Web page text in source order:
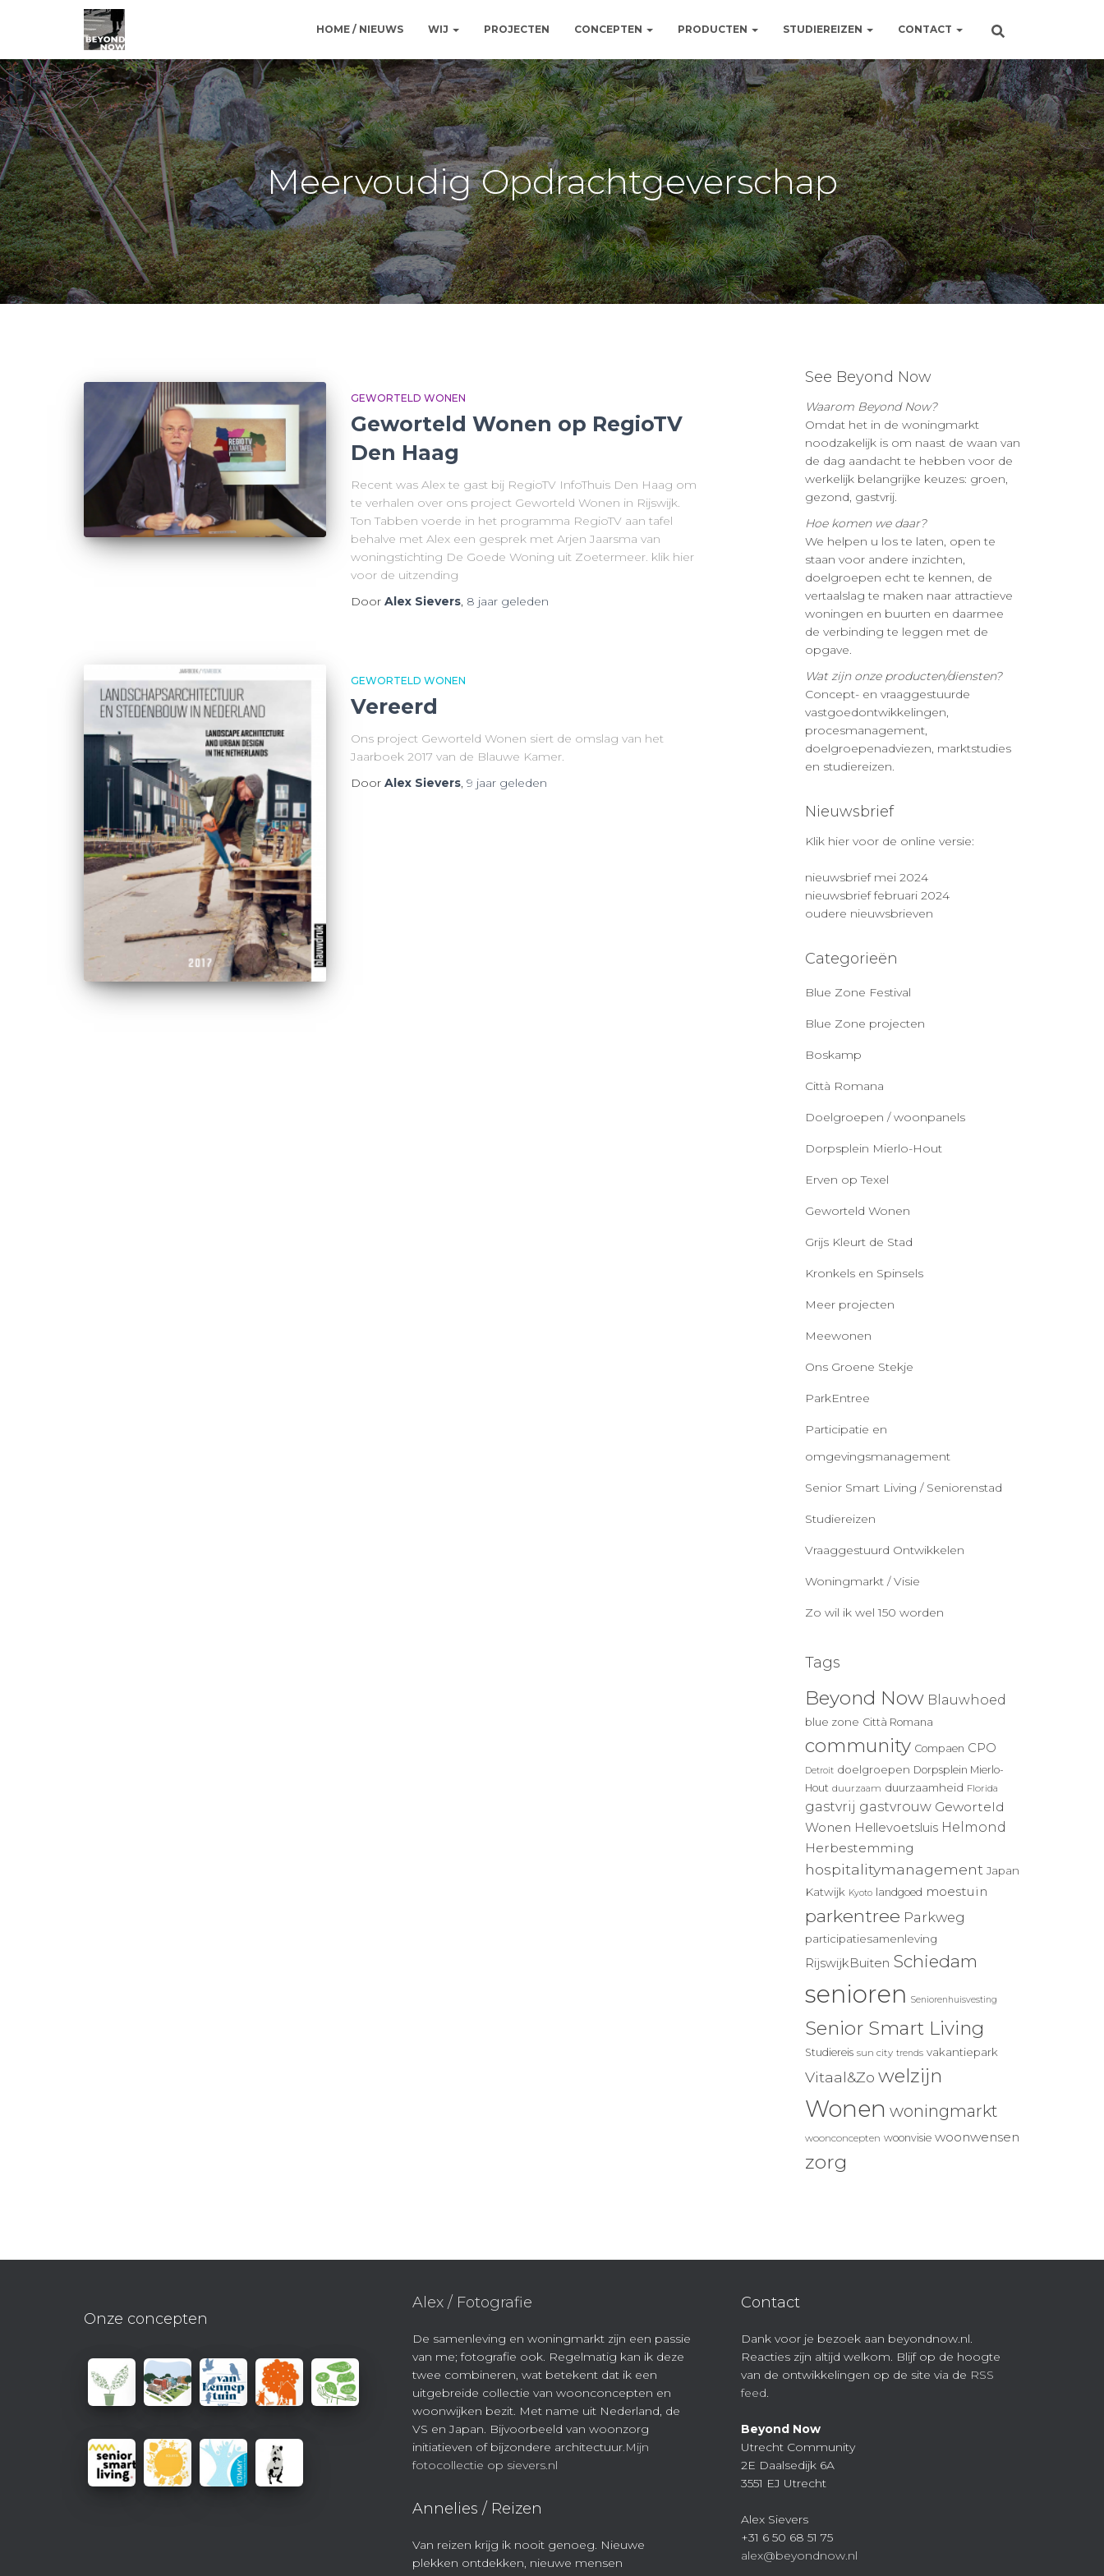
HOME / NIEUWS WIJ PROJECTEN CONCEPTEN PRODUCTEN STUDIEREIZEN CONTACT
Meervoudig Opdrachtgeverschap
GEWORTELD WONEN
Geworteld Wonen op RegioTV
Den Haag
Recent was Alex te gast bij RegioTV InfoThuis Den Haag om
te verhalen over ons project Geworteld Wonen in Rijswijk.
Ton Tabben voerde in het programma RegioTV aan tafel
behalve met Alex een gesprek met Arjen Jaarsma van
woningstichting De Goede Woning uit Zoetermeer. klik hier
voor de uitzending
Door Alex Sievers, 8 jaar geleden
GEWORTELD WONEN
Vereerd
Ons project Geworteld Wonen siert de omslag van het
Jaarboek 2017 van de Blauwe Kamer.
Door Alex Sievers, 9 jaar geleden
See Beyond Now
Waarom Beyond Now?
Omdat het in de woningmarkt
noodzakelijk is om naast de waan van
de dag aandacht te hebben voor de
werkelijk belangrijke keuzes: groen,
gezond, gastvrij.
Hoe komen we daar?
We helpen u los te laten, open te
staan voor andere inzichten,
doelgroepen echt te kennen, de
vertaalslag te maken naar attractieve
woningen en buurten en daarmee
de verbinding te leggen met de
opgave.
Wat zijn onze producten/diensten?
Concept- en vraaggestuurde
vastgoedontwikkelingen,
procesmanagement,
doelgroepenadviezen, marktstudies
en studiereizen.
Nieuwsbrief
Klik hier voor de online versie:
nieuwsbrief mei 2024
nieuwsbrief februari 2024
oudere nieuwsbrieven
Categorieën
Blue Zone Festival
Blue Zone projecten
Boskamp
Città Romana
Doelgroepen / woonpanels
Dorpsplein Mierlo-Hout
Erven op Texel
Geworteld Wonen
Grijs Kleurt de Stad
Kronkels en Spinsels
Meer projecten
Meewonen
Ons Groene Stekje
ParkEntree
Participatie en
omgevingsmanagement
Senior Smart Living / Seniorenstad
Studiereizen
Vraaggestuurd Ontwikkelen
Woningmarkt / Visie
Zo wil ik wel 150 worden
Tags
Beyond Now Blauwhoed
blue zone Città Romana
community Compaen CPO
Detroit doelgroepen Dorpsplein Mierlo-
Hout duurzaam duurzaamheid Florida
gastvrij gastvrouw Geworteld
Wonen Hellevoetsluis Helmond
Herbestemming
hospitalitymanagement Japan
Katwijk Kyoto landgoed moestuin
parkentree Parkweg
participatiesamenleving
RijswijkBuiten Schiedam
senioren Seniorenhuisvesting
Senior Smart Living
Studiereis sun city trends vakantiepark
Vitaal&Zo welzijn
Wonen woningmarkt
woonconcepten woonvisie woonwensen
zorg
Onze concepten
Alex / Fotografie
De samenleving en woningmarkt zijn een passie
van me; fotografie ook. Regelmatig kan ik deze
twee combineren, wat betekent dat ik een
uitgebreide collectie van woonconcepten en
woonwijken bezit. Met name uit Nederland, de
VS en Japan. Bijvoorbeeld van woonzorg
initiatieven of bijzondere architectuur.Mijn
fotocollectie op sievers.nl
Annelies / Reizen
Van reizen krijg ik nooit genoeg. Nieuwe
plekken ontdekken, nieuwe mensen
Contact
Dank voor je bezoek aan beyondnow.nl.
Reacties zijn altijd welkom. Blijf op de hoogte
van de ontwikkelingen op de site via de RSS
feed.
Beyond Now
Utrecht Community
2E Daalsedijk 6A
3551 EJ Utrecht
Alex Sievers
+31 6 50 68 51 75
alex@beyondnow.nl